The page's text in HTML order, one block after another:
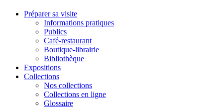
Préparer sa visite
Informations pratiques
Publics
Café-restaurant
Boutique-librairie
Bibliothèque
Expositions
Collections
Nos collections
Collections en ligne
Glossaire